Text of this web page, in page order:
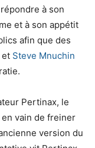
à son
et à son appétit
afin que des
et Steve Mnuchin
Pertinax, le
en vain de freiner
version du